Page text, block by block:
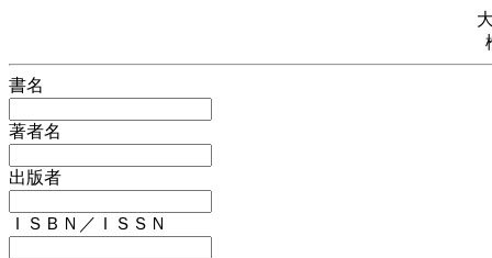
書名
著者名
出版者
ＩＳＢＮ／ＩＳＳＮ